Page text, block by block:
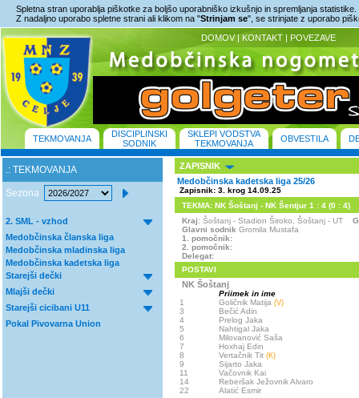
Spletna stran uporablja piškotke za boljšo uporabniško izkušnjo in spremljanja statistike.
Z nadaljno uporabo spletne strani ali klikom na "Strinjam se", se strinjate z uporabo
DOMOV | KONTAKT | POVEZAVE
TEKMOVANJA
DISCIPLINSKI
SODNIK
SKLEPI VODSTVA
TEKMOVANJA
OBVESTILA
.: TEKMOVANJA
Sezona
2. SML - vzhod
Medobčinska članska liga
Medobčinska mladinska liga
Medobčinska kadetska liga
Starejši dečki
Mlajši dečki
Starejši cicibani U11
Pokal Pivovarna Union
ZAPISNIK
Medobčinska kadetska liga 25/26
Zapisnik: 3. krog 14.09.25
TEKMA: NK Šoštanj - NK Šentjur 1 : 4 (0 : 4)
Kraj: Šoštanj - Stadion Široko, Šoštanj - UT
Glavni sodnik Gromila Mustafa
1. pomočnik:
2. pomočnik:
Delegat:
POSTAVI
NK Šoštanj
Priimek in ime
1
Goličnik Matija (V)
3
Bečić Adin
4
Prelog Jaka
5
Nahtigal Jaka
6
Milovanović Saša
7
Hoxhaj Edin
8
Vertačnik Tit (K)
9
Sijarto Jaka
11
Vačovnik Kai
14
Reberšak Ježovnik Alvaro
22
Alatić Esmir